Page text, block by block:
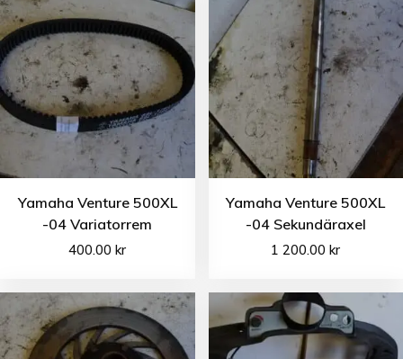
Yamaha Venture 500XL
-04 Variatorrem
400.00kr
Yamaha Venture 500XL
-04 Sekundäraxel
1 200.00kr